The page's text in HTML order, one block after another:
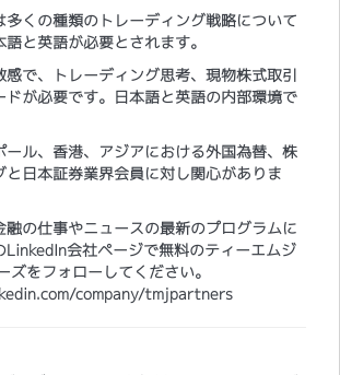
多くの種類のトレーディング戦略について
と英語が必要とされます。
感で、トレーディング思考、現物株式取引
ドが必要です。日本語と英語の内部環境で
ール、香港、アジアにおける外国為替、株
と日本証券業界会員に対し関心がありま
融の仕事やニュースの最新のプログラムに
LinkedIn会社ページで無料のティーエムジ
ズをフォローしてください。
company/tmjpartners